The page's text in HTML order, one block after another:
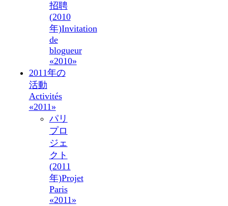
招聘
(2010
年)Invitation
de
blogueur
«2010»
2011年の
活動
Activités
«2011»
パリ
プロ
ジェ
クト
(2011
年)Projet
Paris
«2011»